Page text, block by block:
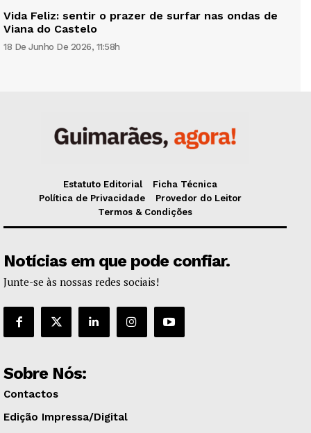
Vida Feliz: sentir o prazer de surfar nas ondas de
Viana do Castelo
18 De Junho De 2026, 11:58h
Estatuto Editorial
Ficha Técnica
Política de Privacidade
Provedor do Leitor
Termos & Condições
Notícias em que pode confiar.
Junte-se às nossas redes sociais!
Sobre Nós:
Contactos
Edição Impressa/Digital